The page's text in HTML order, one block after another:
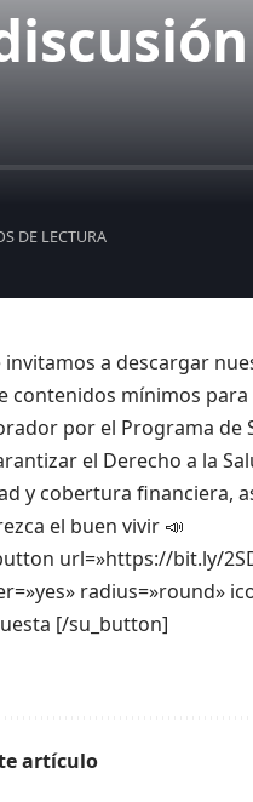
DE LECTURA
invitamos a descargar
contenidos mínimos
por el Programa de
el Derecho a la
y cobertura financiera,
el buen vivir 📣
url=»https://bit.ly/
radius=»round»
[/su_button]
artículo